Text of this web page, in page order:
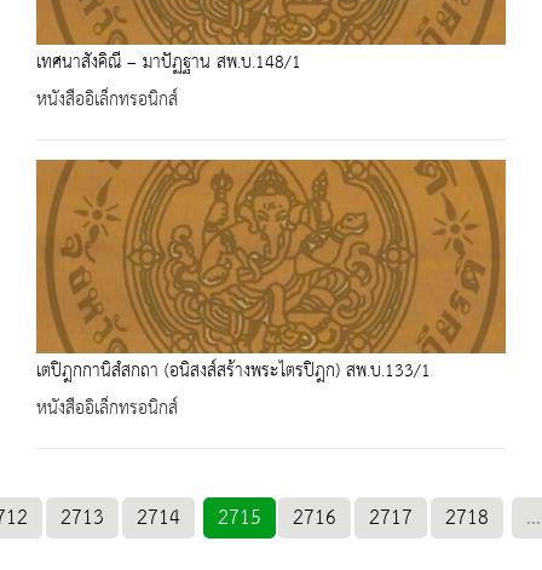
เทศนาสังคิณี – มาปัฏฐาน สพ.บ.148/1
หนังสืออิเล็กทรอนิกส์
เตปิฎกกานิสํสกถา (อนิสงส์สร้างพระไตรปิฎก) สพ.บ.133/1
หนังสืออิเล็กทรอนิกส์
2713 2714 2715 2716 2717 2718 ...